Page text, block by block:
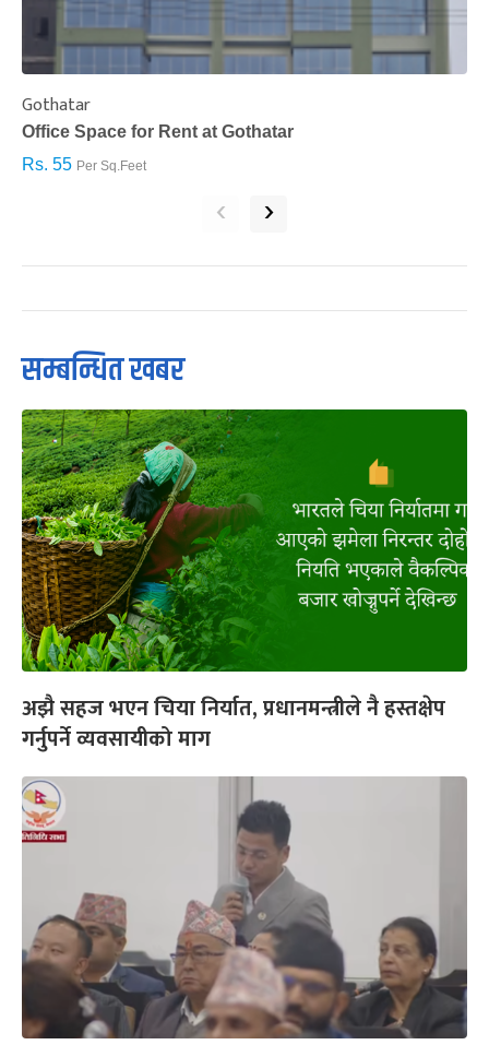
Gothatar
Office Space for Rent at Gothatar
Rs. 55 Per Sq.Feet
‹ ›
सम्बन्धित खबर
अझै सहज भएन चिया निर्यात, प्रधानमन्त्रीले नै हस्तक्षेप
गर्नुपर्ने व्यवसायीको माग